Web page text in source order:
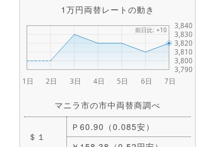
1万円両替レートの動き
マニラ市の市中両替商調べ
＄１
Ｐ60.90（0.085安）